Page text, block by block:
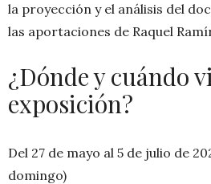
la proyección y el análisis del
las aportaciones de Raquel
¿Dónde y cuándo
exposición?
Del 27 de mayo al 5 de julio de
domingo)